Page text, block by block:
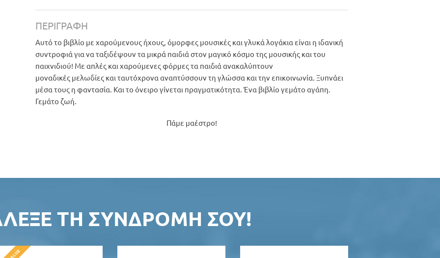
ΠΕΡΙΓΡΑΦΉ
Αυτό το βιβλίο με χαρούμενους ήχους, όμορφες μουσικές και γλυκά λογάκια είναι η ιδανική
συντροφιά για να ταξιδέψουν τα μικρά παιδιά στον μαγικό κόσμο της μουσικής και του
παιχνιδιού! Με απλές και χαρούμενες φόρμες τα παιδιά ανακαλύπτουν
μοναδικές μελωδίες και ταυτόχρονα αναπτύσσουν τη γλώσσα και την επικοινωνία. Ξυπνάει
μέσα τους η φαντασία. Και το όνειρο γίνεται πραγματικότητα. Ένα βιβλίο γεμάτο αγάπη.
Γεμάτο ζωή.
Πάμε μαέστρο!
ΤΗ ΣΥΝΔΡΟΜΉ ΣΟΥ!